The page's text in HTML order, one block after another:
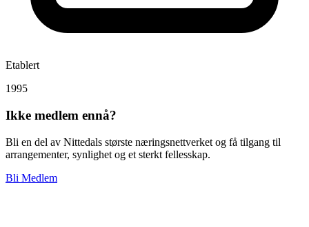
Etablert
1995
Ikke medlem ennå?
Bli en del av Nittedals største næringsnettverket og få tilgang til
arrangementer, synlighet og et sterkt fellesskap.
Bli Medlem